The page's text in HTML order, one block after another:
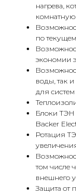
нагрева,
комнатную
по
экономии
воды, так
для
Блоки ТЭН
Backer
Ротация
том числе
внешнего
Защита от